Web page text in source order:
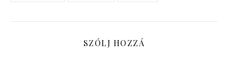
SZÓLJ HOZZÁ